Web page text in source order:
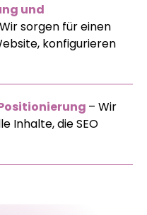
und
sorgen für einen
konfigurieren
– Wir
Inhalte, die SEO